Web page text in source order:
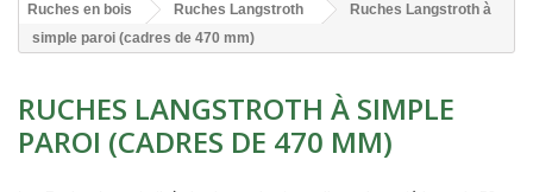
Ruches en bois
Ruches Langstroth
Ruches Langstroth à
simple paroi (cadres de 470 mm)
RUCHES LANGSTROTH À SIMPLE
PAROI (CADRES DE 470 MM)